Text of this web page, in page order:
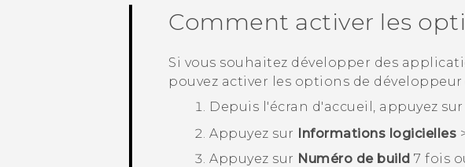
Comment activer les
Si vous souhaitez développer des
pouvez activer les options de développeur
Depuis l'écran d'accueil , appuyez sur
Appuyez sur Informations logicielles
Appuyez sur Numéro de build 7 fois